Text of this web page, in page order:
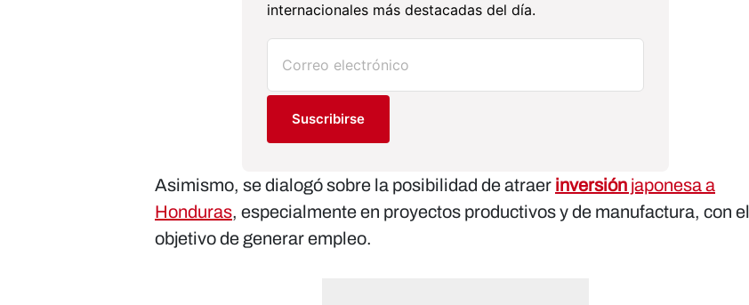
internacionales más destacadas del día.
Suscribirse
Asimismo, se dialogó sobre la posibilidad de atraer inversión japonesa a
Honduras, especialmente en proyectos productivos y de manufactura, con el
objetivo de generar empleo.